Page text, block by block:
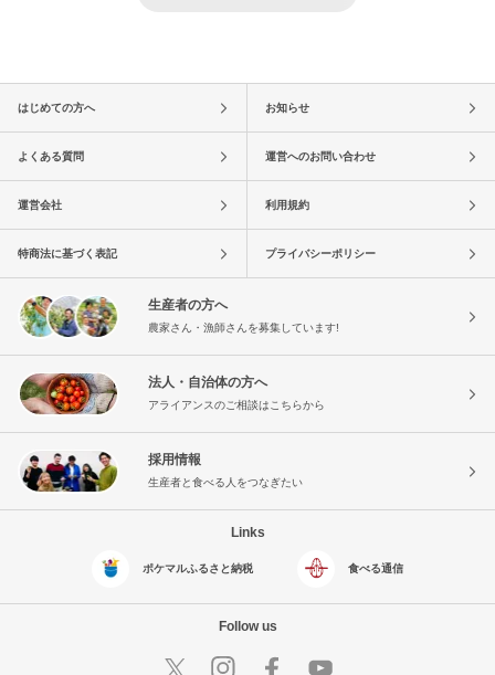
はじめての方へ お知らせ
よくある質問 運営へのお問い合わせ
運営会社 利用規約
特商法に基づく表記 プライバシーポリシー
生産者の方へ
農家さん・漁師さんを募集しています!
法人・自治体の方へ
アライアンスのご相談はこちらから
採用情報
生産者と食べる人をつなぎたい
Links
ポケマルふるさと納税 食べる通信
Follow us